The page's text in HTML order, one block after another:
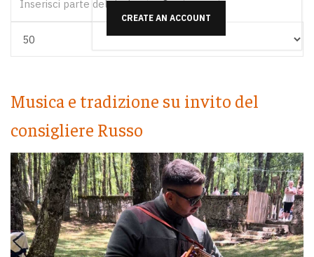
CREATE AN ACCOUNT
Musica e tradizione su invito del
consigliere Russo